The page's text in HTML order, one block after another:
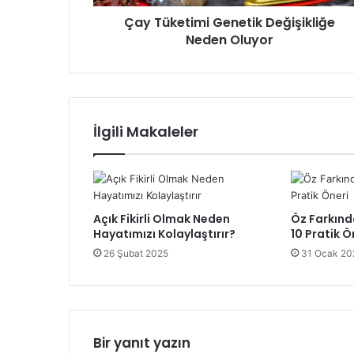
Çay Tüketimi Genetik Değişikliğe
Neden Oluyor
İlgili Makaleler
Açık Fikirli Olmak Neden
Hayatımızı Kolaylaştırır?
26 Şubat 2025
Öz
10 Pratik
31 Ocak
Bir yanıt yazın